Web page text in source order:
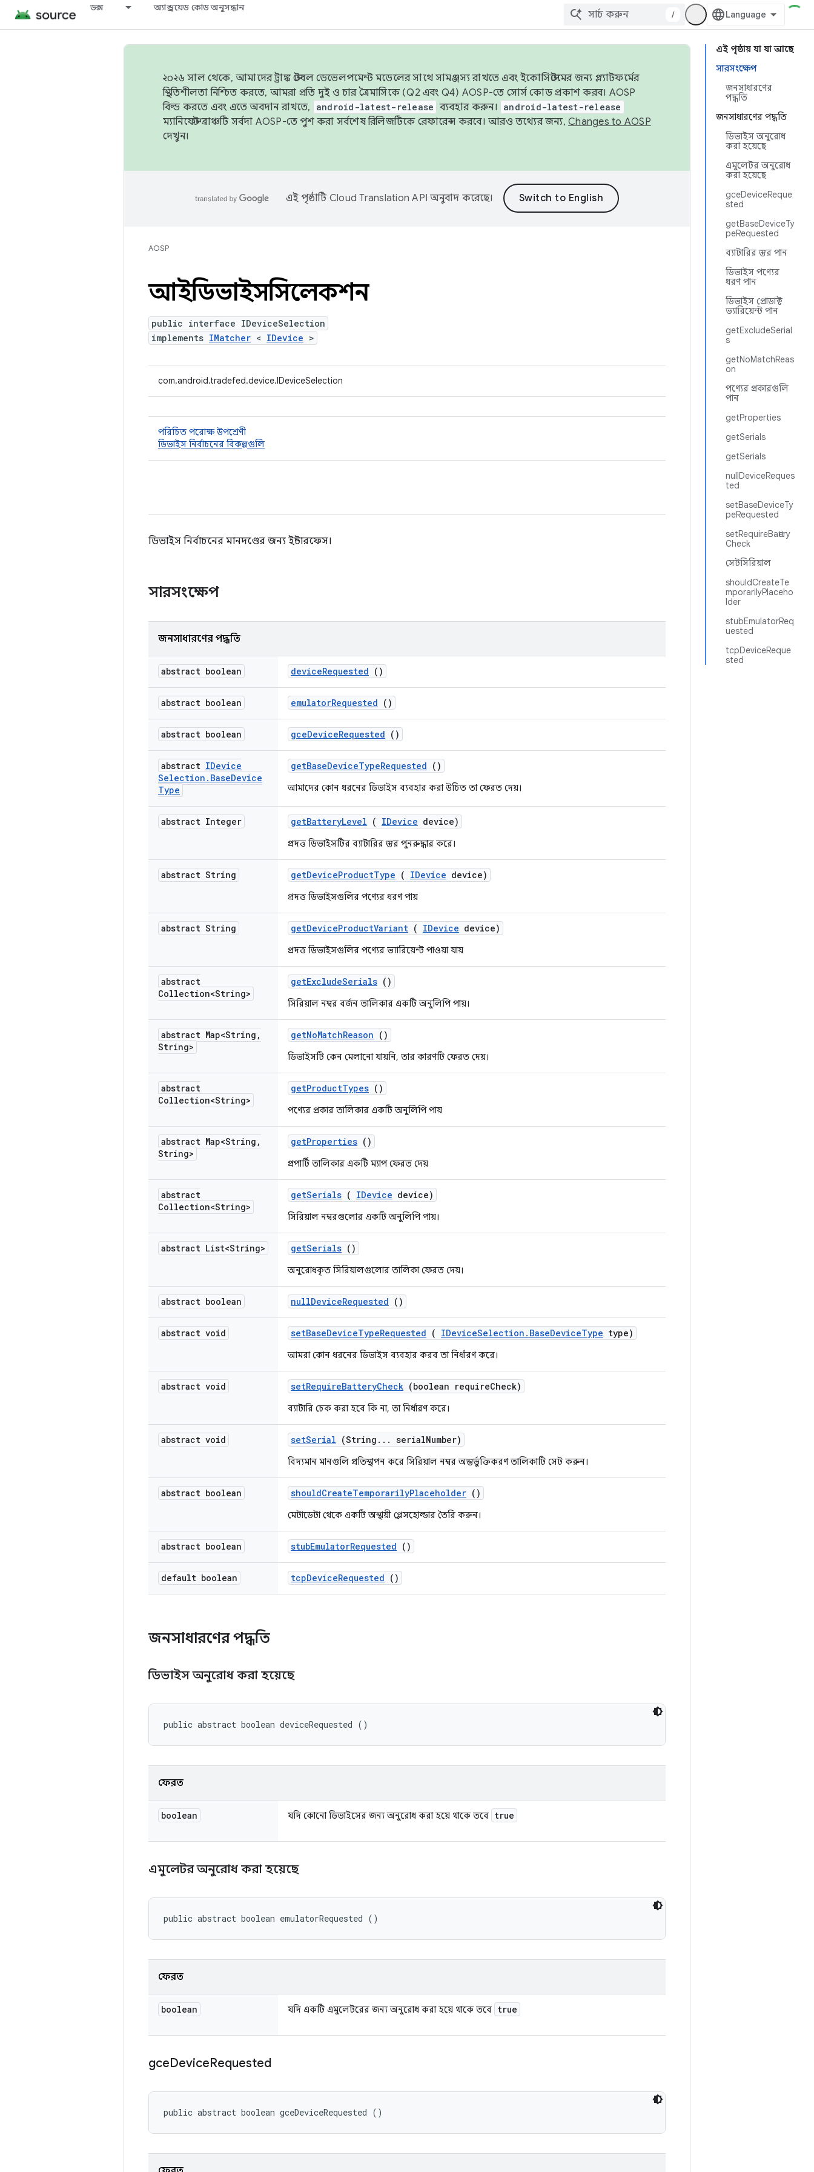
ডক্স অ্যান্ড্রয়েড কোড অনুসন্ধান
/
এই পৃষ্ঠায় যা যা আছে
সারসংক্ষেপ
জনসাধারণের
পদ্ধতি
জনসাধারণের পদ্ধতি
ডিভাইস অনুরোধ
করা হয়েছে
এমুলেটর অনুরোধ
করা হয়েছে
gceDeviceReque
sted
getBaseDeviceTy
peRequested
ব্যাটারির স্তর পান
ডিভাইস পণ্যের
ধরণ পান
ডিভাইস প্রোডাক্ট
ভ্যারিয়েন্ট পান
getExcludeSerial
s
getNoMatchReas
on
পণ্যের প্রকারগুলি
পান
getProperties
getSerials
getSerials
nullDeviceReques
ted
setBaseDeviceTy
peRequested
setRequireBattery
Check
সেটসিরিয়াল
shouldCreateTe
mporarilyPlaceho
lder
stubEmulatorReq
uested
tcpDeviceReque
sted
২০২৬ সাল থেকে, আমাদের ট্রাঙ্ক স্টেবল ডেভেলপমেন্ট মডেলের সাথে সামঞ্জস্য রাখতে এবং ইকোসিস্টেমের জন্য প্ল্যাটফর্মের
স্থিতিশীলতা নিশ্চিত করতে, আমরা প্রতি দুই ও চার ত্রৈমাসিকে (Q2 এবং Q4) AOSP-তে সোর্স কোড প্রকাশ করব। AOSP
বিল্ড করতে এবং এতে অবদান রাখতে,
android-latest-release ব্যবহার করুন। android-latest-release
ম্যানিফেস্ট ব্রাঞ্চটি সর্বদা AOSP-তে পুশ করা সর্বশেষ রিলিজটিকে রেফারেন্স করবে। আরও তথ্যের জন্য, Changes to AOSP
দেখুন।
এই পৃষ্ঠাটি Cloud Translation API অনুবাদ করেছে।
AOSP
আইডিভাইসসিলেকশন
public interface IDeviceSelection
implements IMatcher < IDevice >
com.android.tradefed.device.IDeviceSelection
পরিচিত পরোক্ষ উপশ্রেণী
ডিভাইস নির্বাচনের বিকল্পগুলি
ডিভাইস নির্বাচনের মানদণ্ডের জন্য ইন্টারফেস।
সারসংক্ষেপ
জনসাধারণের পদ্ধতি
abstract boolean deviceRequested ()
abstract boolean emulatorRequested ()
abstract boolean gceDeviceRequested ()
abstract IDevice
Selection . BaseDevice
Type
getBaseDeviceTypeRequested ()
আমাদের কোন ধরনের ডিভাইস ব্যবহার করা উচিত তা ফেরত দেয়।
abstract Integer getBatteryLevel ( IDevice device)
প্রদত্ত ডিভাইসটির ব্যাটারির স্তর পুনরুদ্ধার করে।
abstract String getDeviceProductType ( IDevice device)
প্রদত্ত ডিভাইসগুলির পণ্যের ধরণ পায়
abstract String getDeviceProductVariant ( IDevice device)
প্রদত্ত ডিভাইসগুলির পণ্যের ভ্যারিয়েন্ট পাওয়া যায়
abstract
Collection<String>
getExcludeSerials ()
সিরিয়াল নম্বর বর্জন তালিকার একটি অনুলিপি পায়।
abstract Map<String ,
String>
getNoMatchReason ()
ডিভাইসটি কেন মেলানো যায়নি, তার কারণটি ফেরত দেয়।
abstract
Collection<String>
getProductTypes ()
পণ্যের প্রকার তালিকার একটি অনুলিপি পায়
abstract Map<String ,
String>
getProperties ()
প্রপার্টি তালিকার একটি ম্যাপ ফেরত দেয়
abstract
Collection<String>
getSerials ( IDevice device)
সিরিয়াল নম্বরগুলোর একটি অনুলিপি পায়।
abstract List<String> getSerials ()
অনুরোধকৃত সিরিয়ালগুলোর তালিকা ফেরত দেয়।
abstract boolean nullDeviceRequested ()
abstract void setBaseDeviceTypeRequested ( IDeviceSelection . BaseDeviceType type)
আমরা কোন ধরনের ডিভাইস ব্যবহার করব তা নির্ধারণ করে।
abstract void setRequireBatteryCheck (boolean requireCheck)
ব্যাটারি চেক করা হবে কি না, তা নির্ধারণ করে।
abstract void setSerial (String . . . serialNumber)
বিদ্যমান মানগুলি প্রতিস্থাপন করে সিরিয়াল নম্বর অন্তর্ভুক্তিকরণ তালিকাটি সেট করুন।
abstract boolean shouldCreateTemporarilyPlaceholder ()
মেটাডেটা থেকে একটি অস্থায়ী প্লেসহোল্ডার তৈরি করুন।
abstract boolean stubEmulatorRequested ()
default boolean tcpDeviceRequested ()
জনসাধারণের পদ্ধতি
ডিভাইস অনুরোধ করা হয়েছে
public abstract boolean deviceRequested ()
ফেরত
boolean যদি কোনো ডিভাইসের জন্য অনুরোধ করা হয়ে থাকে তবে true
এমুলেটর অনুরোধ করা হয়েছে
public abstract boolean emulatorRequested ()
ফেরত
boolean যদি একটি এমুলেটরের জন্য অনুরোধ করা হয়ে থাকে তবে true
gceDeviceRequested
public abstract boolean gceDeviceRequested ()